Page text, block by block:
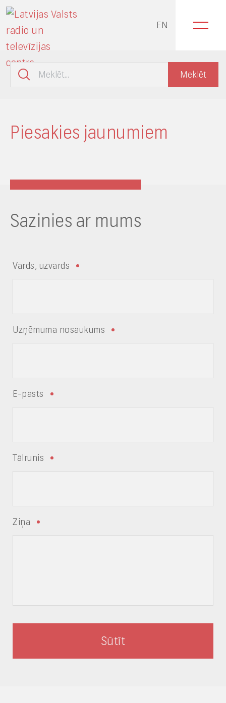
EN
Piesakies jaunumiem
Sazinies ar mums
Vārds, uzvārds
Uzņēmuma nosaukums
E-pasts
Tālrunis
Ziņa